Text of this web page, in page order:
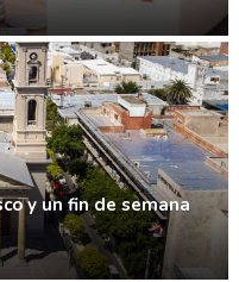
y un fin de semana